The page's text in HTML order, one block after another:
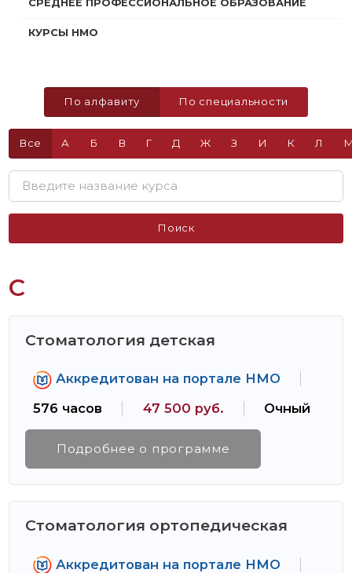
СРЕДНЕЕ ПРОФЕССИОНАЛЬНОЕ ОБРАЗОВАНИЕ
КУРСЫ НМО
По алфавиту По специальности
Все А Б В Г Д Ж З И К Л
Поиск
С
Стоматология детская
Аккредитован на портале НМО
576 часов
47 500 руб. Очный
Подробнее о программе
Стоматология ортопедическая
Аккредитован на портале НМО